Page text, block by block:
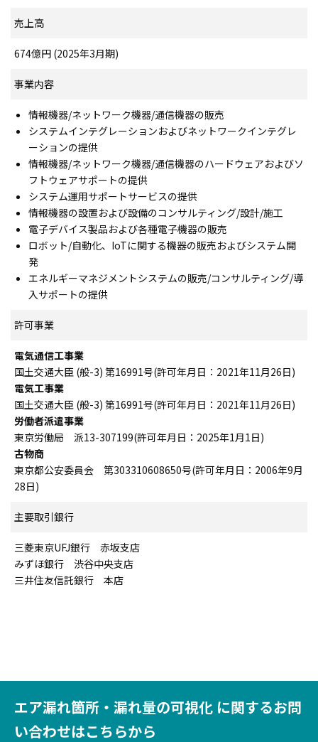
売上高
674億円 (2025年3月期)
事業内容
情報機器/ネットワーク機器/通信機器の販売
システムインテグレーションおよびネットワークインテグレ
ーションの提供
情報機器/ネットワーク機器/通信機器のハードウェアおよびソ
フトウェアサポートの提供
システム運用サポートサービスの提供
情報機器の設置および設備のコンサルティング/設計/施工
電子デバイス製品および各種電子機器の販売
ロボット/自動化、IoTに関する機器の販売およびシステム開
発
エネルギーマネジメントシステムの販売/コンサルティング/導
入サポートの提供
許可事業
電気通信工事業
国土交通大臣 (般-3) 第16991号(許可年月日：2021年11月26日)
電気工事業
国土交通大臣 (般-3) 第16991号(許可年月日：2021年11月26日)
労働者派遣事業
東京労働局 派13-307199(許可年月日：2025年1月1日)
古物商
東京都公安委員会 第303310608650号(許可年月日：2006年9月
28日)
主要取引銀行
三菱東京UFJ銀行 赤坂支店
みずほ銀行 渋谷中央支店
三井住友信託銀行 本店
エア漏れ箇所・漏れ量の可視化 に関するお問
い合わせはこちらから